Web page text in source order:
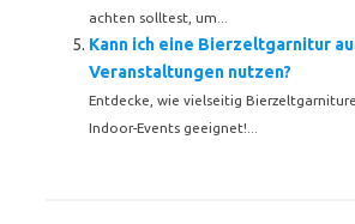
achten solltest, um...
Kann ich eine Bierzeltgarnitur
Veranstaltungen nutzen?
Entdecke, wie vielseitig
Indoor-Events geeignet!...